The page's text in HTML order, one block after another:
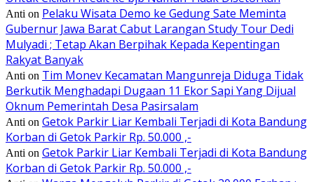
Anti on Pelaku Wisata Demo ke Gedung Sate Meminta
Gubernur Jawa Barat Cabut Larangan Study Tour Dedi
Mulyadi ; Tetap Akan Berpihak Kepada Kepentingan
Rakyat Banyak
Anti on Tim Monev Kecamatan Mangunreja Diduga Tidak
Berkutik Menghadapi Dugaan 11 Ekor Sapi Yang Dijual
Oknum Pemerintah Desa Pasirsalam
Anti on Getok Parkir Liar Kembali Terjadi di Kota Bandung
Korban di Getok Parkir Rp. 50.000 ,-
Anti on Getok Parkir Liar Kembali Terjadi di Kota Bandung
Korban di Getok Parkir Rp. 50.000 ,-